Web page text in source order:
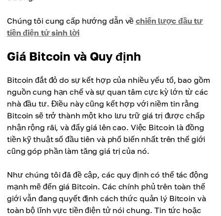
Chúng tôi cung cấp hướng dẫn vềchiến lược đầu tư
tiền điện tử sinh lời
Giá Bitcoin và Quy định
Bitcoin đắt đỏ do sự kết hợp của nhiều yếu tố, bao gồm
nguồn cung hạn chế và sự quan tâm cực kỳ lớn từ các
nhà đầu tư. Điều này cũng kết hợp với niềm tin rằng
Bitcoin sẽ trở thành một kho lưu trữ giá trị được chấp
nhận rộng rãi, và đẩy giá lên cao. Việc Bitcoin là đồng
tiền kỹ thuật số đầu tiên và phổ biến nhất trên thế giới
cũng góp phần làm tăng giá trị của nó.
Như chúng tôi đã đề cập, các quy định có thể tác động
mạnh mẽ đến giá Bitcoin. Các chính phủ trên toàn thế
giới vẫn đang quyết định cách thức quản lý Bitcoin và
toàn bộ lĩnh vực tiền điện tử nói chung. Tin tức hoặc